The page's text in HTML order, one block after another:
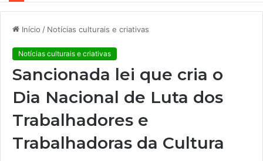
Início / Notícias culturais e criativas
Notícias culturais e criativas
Sancionada lei que cria o
Dia Nacional de Luta dos
Trabalhadores e
Trabalhadoras da Cultura